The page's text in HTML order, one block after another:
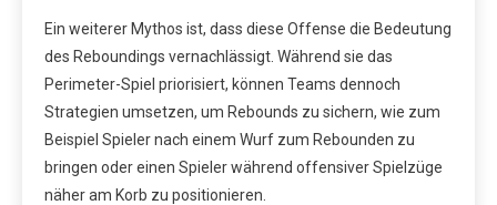
Ein weiterer Mythos ist, dass diese Offense die Bedeutung
des Reboundings vernachlässigt. Während sie das
Perimeter-Spiel priorisiert, können Teams dennoch
Strategien umsetzen, um Rebounds zu sichern, wie zum
Beispiel Spieler nach einem Wurf zum Rebounden zu
bringen oder einen Spieler während offensiver Spielzüge
näher am Korb zu positionieren.